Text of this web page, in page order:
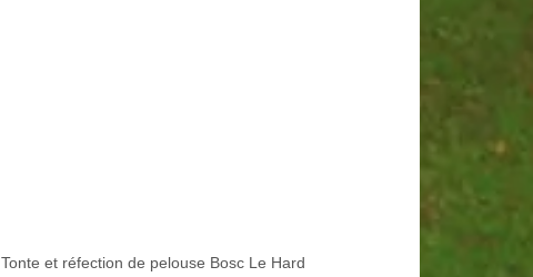
Tonte et réfection de pelouse Bosc Le Hard